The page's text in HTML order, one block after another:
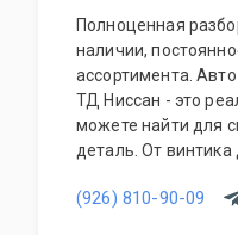
Полноценная
наличии,
ассортимента.
ТД Ниссан - это
можете найти для
деталь. От винтика до двигателя, от
одной фишки до
(926) 810-90-09